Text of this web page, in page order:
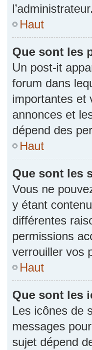
l’administrateur.
Haut
Que sont les
Un post-it
forum dans
importantes et
annonces et
dépend des
Haut
Que sont les
Vous ne
y étant
différentes
permissions
verrouiller vos
Haut
Que sont les
Les icônes de
messages
sujet dépend